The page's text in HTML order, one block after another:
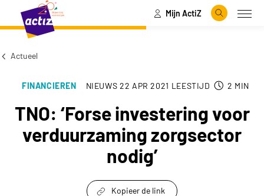
Naar hoofdinhoud
Naar menu Mijn ActiZ
Zoeken
Actueel
FINANCIEREN NIEUWS 22 APR 2021 LEESTIJD 2 MIN
TNO: ‘Forse investering voor
verduurzaming zorgsector
nodig’
Kopieer de link